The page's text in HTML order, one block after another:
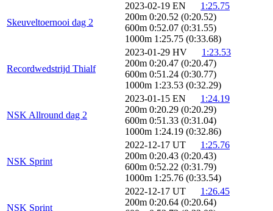
Skeuveltoernooi dag 2
2023-02-19 EN 1:25.75
200m 0:20.52 (0:20.52)
600m 0:52.07 (0:31.55)
1000m 1:25.75 (0:33.68)
Recordwedstrijd Thialf
2023-01-29 HV 1:23.53
200m 0:20.47 (0:20.47)
600m 0:51.24 (0:30.77)
1000m 1:23.53 (0:32.29)
NSK Allround dag 2
2023-01-15 EN 1:24.19
200m 0:20.29 (0:20.29)
600m 0:51.33 (0:31.04)
1000m 1:24.19 (0:32.86)
NSK Sprint
2022-12-17 UT 1:25.76
200m 0:20.43 (0:20.43)
600m 0:52.22 (0:31.79)
1000m 1:25.76 (0:33.54)
NSK Sprint
2022-12-17 UT 1:26.45
200m 0:20.64 (0:20.64)